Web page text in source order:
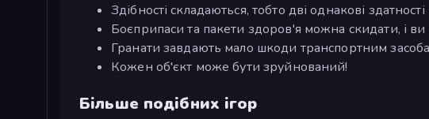
Здібності складаються, тобто дві однакові
Боєприпаси та пакети здоров'я можна скидати, і
Гранати завдають мало шкоди транспортним
Кожен об'єкт може бути зруйнований!
Більше подібних ігор